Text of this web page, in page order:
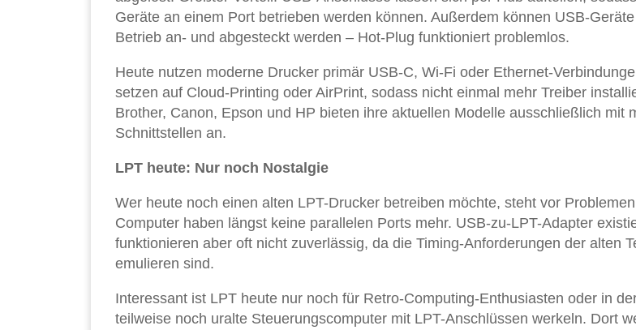
Geräte an einem Port betrieben werden können. Außerdem können USB-
Betrieb an- und abgesteckt werden – Hot-Plug funktioniert problemlos.
Heute nutzen moderne Drucker primär USB-C, Wi-Fi oder Ethernet-
setzen auf Cloud-Printing oder AirPrint, sodass nicht einmal mehr Treiber
Brother, Canon, Epson und HP bieten ihre aktuellen Modelle ausschließlich mit
Schnittstellen an.
LPT heute: Nur noch Nostalgie
Wer heute noch einen alten LPT-Drucker betreiben möchte, steht vor
Computer haben längst keine parallelen Ports mehr. USB-zu-LPT-Adapter
funktionieren aber oft nicht zuverlässig, da die Timing-Anforderungen der alten
emulieren sind.
Interessant ist LPT heute nur noch für Retro-Computing-Enthusiasten oder in
teilweise noch uralte Steuerungscomputer mit LPT-Anschlüssen werkeln. Dort